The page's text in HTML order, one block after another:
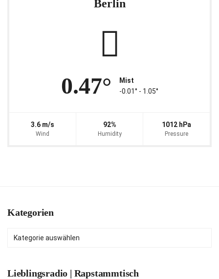
Berlin
0.47°
Mist
-0.01° ‐ 1.05°
3.6 m/s
Wind
92%
Humidity
1012 hPa
Pressure
Kategorien
Lieblingsradio | Rapstammtisch